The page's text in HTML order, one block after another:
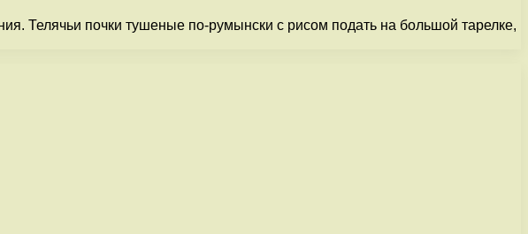
Телячьи почки тушеные по-румынски с рисом подать на большой тарелке,